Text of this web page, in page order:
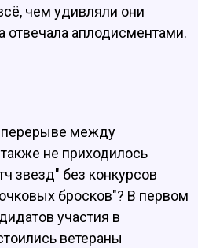
чем удивляли они
отвечала аплодисментами.
перерыве между
не приходилось
звезд" без конкурсов
бросков"? В первом
участия в
ветераны